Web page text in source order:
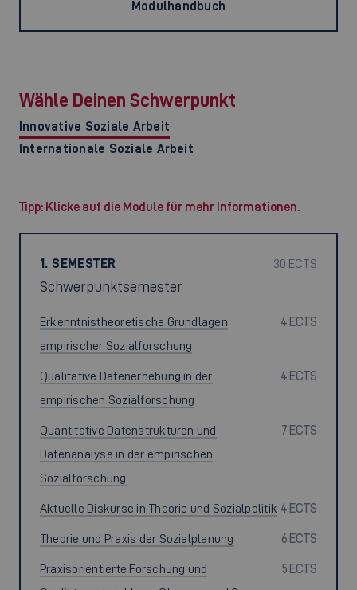
Modulhandbuch
Wähle Deinen Schwerpunkt
Innovative Soziale Arbeit
Internationale Soziale Arbeit
Tipp: Klicke auf die Module für mehr Informationen.
1. SEMESTER 30 ECTS
Schwerpunktsemester
Erkenntnistheoretische Grundlagen
empirischer Sozialforschung
4 ECTS
Qualitative Datenerhebung in der
empirischen Sozialforschung
4 ECTS
Quantitative Datenstrukturen und
Datenanalyse in der empirischen
Sozialforschung
7 ECTS
Aktuelle Diskurse in Theorie und Sozialpolitik 4 ECTS
Theorie und Praxis der Sozialplanung 6 ECTS
Praxisorientierte Forschung und
5 ECTS